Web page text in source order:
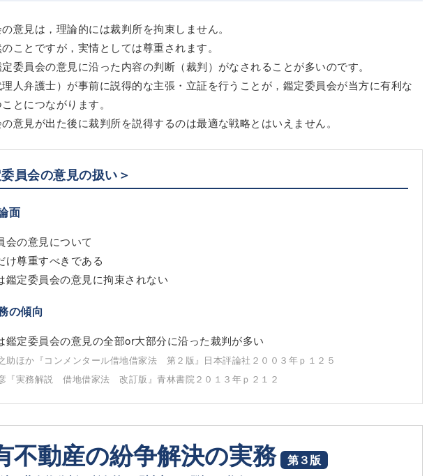
意見は，理論的には裁判所を拘束しません。
ことですが，実情としては尊重されます。
委員会の意見に沿った内容の判断（裁判）がなされることが多いのです。
人弁護士）が事前に説得的な主張・立証を行うことが，鑑定委員会が当方に有利な
とにつながります。
意見が出た後に裁判所を説得するのは最適な戦略とはいえません。
員会の意見の扱い＞
面
会の意見について
け尊重すべきである
鑑定委員会の意見に拘束されない
の傾向
鑑定委員会の意見の全部or大部分に沿った裁判が多い
助ほか『コンメンタール借地借家法 第２版』日本評論社２００３年ｐ１２５
『実務解説 借地借家法 改訂版』青林書院２０１３年ｐ２１２
不動産の紛争解決の実務
第３版